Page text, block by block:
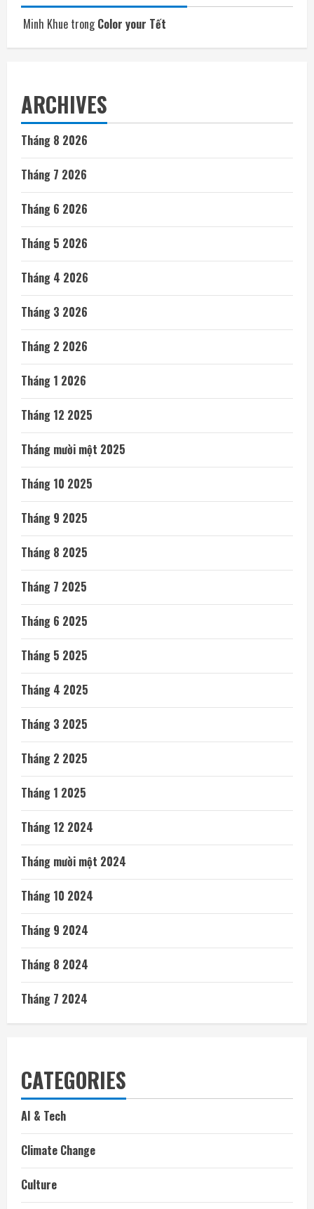
Minh Khue trongColor your Tết
ARCHIVES
Tháng 8 2026
Tháng 7 2026
Tháng 6 2026
Tháng 5 2026
Tháng 4 2026
Tháng 3 2026
Tháng 2 2026
Tháng 1 2026
Tháng 12 2025
Tháng mười một 2025
Tháng 10 2025
Tháng 9 2025
Tháng 8 2025
Tháng 7 2025
Tháng 6 2025
Tháng 5 2025
Tháng 4 2025
Tháng 3 2025
Tháng 2 2025
Tháng 1 2025
Tháng 12 2024
Tháng mười một 2024
Tháng 10 2024
Tháng 9 2024
Tháng 8 2024
Tháng 7 2024
CATEGORIES
AI & Tech
Climate Change
Culture